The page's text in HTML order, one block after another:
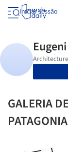
Iniciar sessão
GALERIA
PATAGONIA